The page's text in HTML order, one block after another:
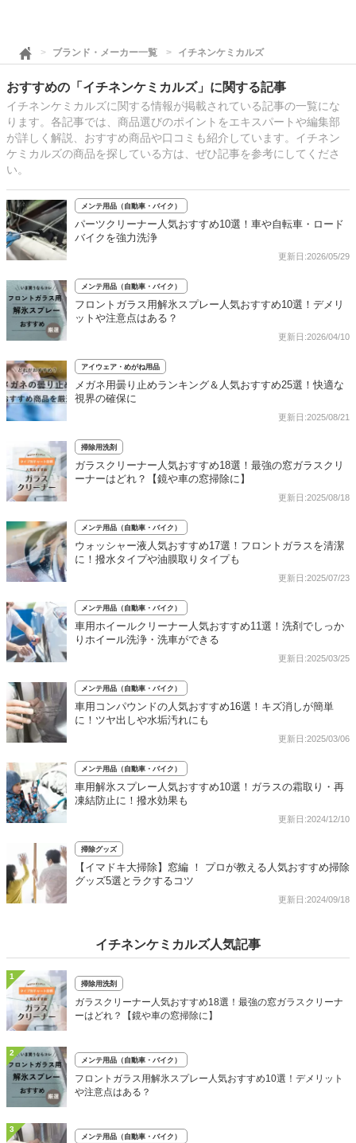
ブランド・メーカー一覧 イチネンケミカルズ
おすすめの「イチネンケミカルズ」に関する記事
イチネンケミカルズに関する情報が掲載されている記事の一覧にな
ります。各記事では、商品選びのポイントをエキスパートや編集部
が詳しく解説、おすすめ商品や口コミも紹介しています。イチネン
ケミカルズの商品を探している方は、ぜひ記事を参考にしてくださ
い。
メンテ用品（自動車・バイク）
パーツクリーナー人気おすすめ10選！車や自転車・ロード
バイクを強力洗浄
更新日:2026/05/29
メンテ用品（自動車・バイク）
フロントガラス用解氷スプレー人気おすすめ10選！デメリ
ットや注意点はある？
更新日:2026/04/10
アイウェア・めがね用品
メガネ用曇り止めランキング＆人気おすすめ25選！快適な
視界の確保に
更新日:2025/08/21
掃除用洗剤
ガラスクリーナー人気おすすめ18選！最強の窓ガラスクリ
ーナーはどれ？【鏡や車の窓掃除に】
更新日:2025/08/18
メンテ用品（自動車・バイク）
ウォッシャー液人気おすすめ17選！フロントガラスを清潔
に！撥水タイプや油膜取りタイプも
更新日:2025/07/23
メンテ用品（自動車・バイク）
車用ホイールクリーナー人気おすすめ11選！洗剤でしっか
りホイール洗浄・洗車ができる
更新日:2025/03/25
メンテ用品（自動車・バイク）
車用コンパウンドの人気おすすめ16選！キズ消しが簡単
に！ツヤ出しや水垢汚れにも
更新日:2025/03/06
メンテ用品（自動車・バイク）
車用解氷スプレー人気おすすめ10選！ガラスの霜取り・再
凍結防止に！撥水効果も
更新日:2024/12/10
掃除グッズ
【イマドキ大掃除】窓編 ！ プロが教える人気おすすめ掃除
グッズ5選とラクするコツ
更新日:2024/09/18
イチネンケミカルズ人気記事
1
掃除用洗剤
ガラスクリーナー人気おすすめ18選！最強の窓ガラスクリーナ
ーはどれ？【鏡や車の窓掃除に】
2
メンテ用品（自動車・バイク）
フロントガラス用解氷スプレー人気おすすめ10選！デメリット
や注意点はある？
3
メンテ用品（自動車・バイク）